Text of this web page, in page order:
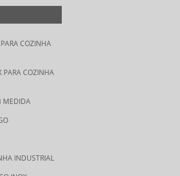
COZINHA
PARA COZINHA
MEDIDA
INDUSTRIAL